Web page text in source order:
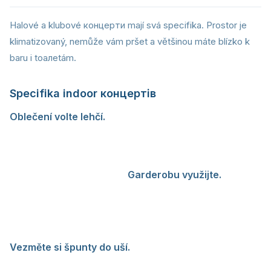
Halové a klubové концерти mají svá specifika. Prostor je
klimatizovaný, nemůže vám pršet a většinou máte blízko k
baru i toалеtám.
Specifika indoor концертів
Oblečení volte lehčí.
Garderobu využijte.
Vezměte si špunty do uší.